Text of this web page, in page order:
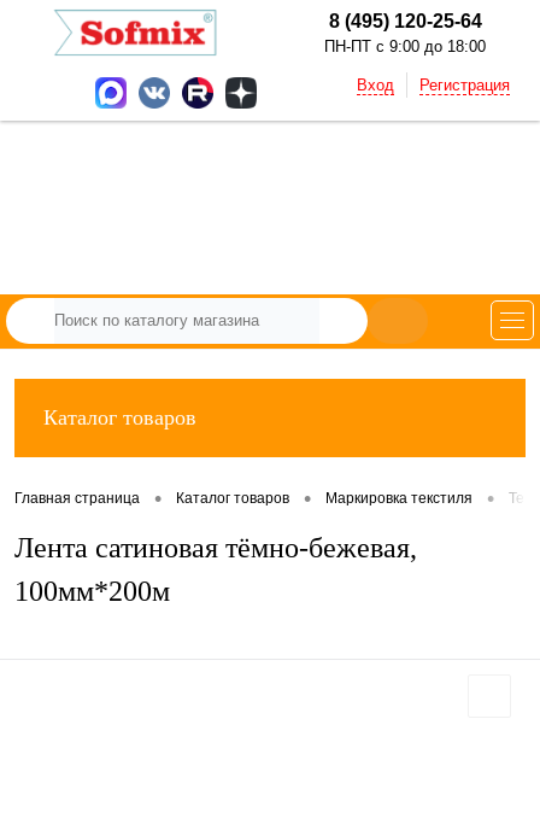
8 (495) 120-25-64
ПН-ПТ с 9:00 до 18:00
Вход Регистрация
Каталог товаров
Главная страница • Каталог товаров • Маркировка текстиля •
Лента сатиновая тёмно-бежевая,
100мм*200м